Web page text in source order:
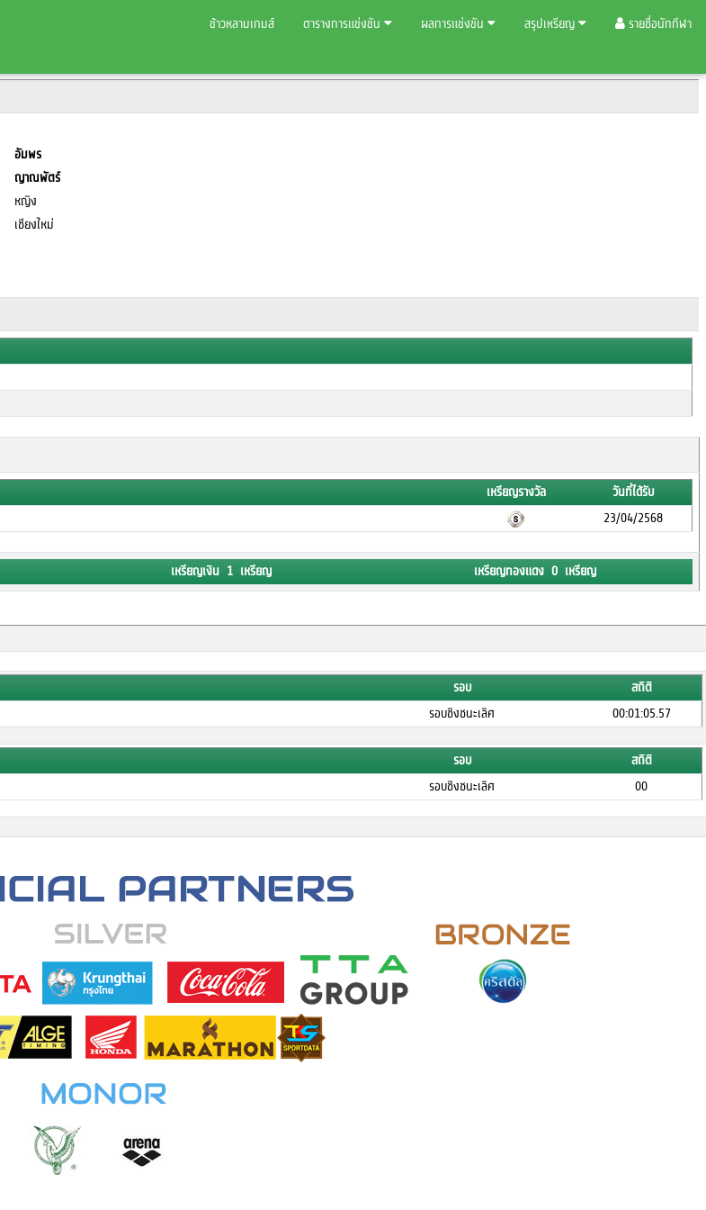
ข้าวหลามเกมส์ ตารางการแข่งขัน ผลการแข่งขัน สรุปเหรียญ รายชื่อนักกีฬา
อัมพร
ญาณพัตร์
หญิง
เชียงใหม่
เหรียญรางวัล
วันที่ได้รับ
23/04/2568
เหรียญเงิน 1 เหรียญ เหรียญทองแดง 0 เหรียญ
รอบ
สถิติ
รอบชิงชนะเลิศ 00:01:05.57
รอบ
สถิติ
รอบชิงชนะเลิศ 00